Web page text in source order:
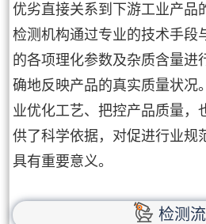
优劣直接关系到下游工业产品
检测机构通过专业的技术手段
的各项理化参数及杂质含量进
确地反映产品的真实质量状况
业优化工艺、把控产品质量，
供了科学依据，对促进行业规
具有重要意义。
检测